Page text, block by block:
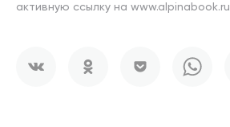
активную ссылку на www.alpinabook.ru